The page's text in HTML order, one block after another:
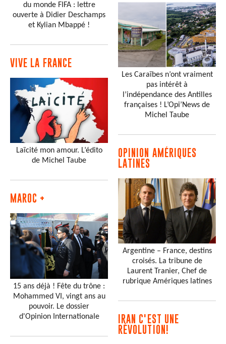
du monde FIFA : lettre
ouverte à Didier Deschamps
et Kylian Mbappé !
VIVE LA FRANCE
Laïcité mon amour. L’édito
de Michel Taube
MAROC +
15 ans déjà ! Fête du trône :
Mohammed VI, vingt ans au
pouvoir. Le dossier
d'Opinion Internationale
Les Caraïbes n’ont vraiment
pas intérêt à
l’indépendance des Antilles
françaises ! L’Opi’News de
Michel Taube
OPINION AMÉRIQUES
LATINES
Argentine – France, destins
croisés. La tribune de
Laurent Tranier, Chef de
rubrique Amériques latines
IRAN C'EST UNE
RÉVOLUTION!